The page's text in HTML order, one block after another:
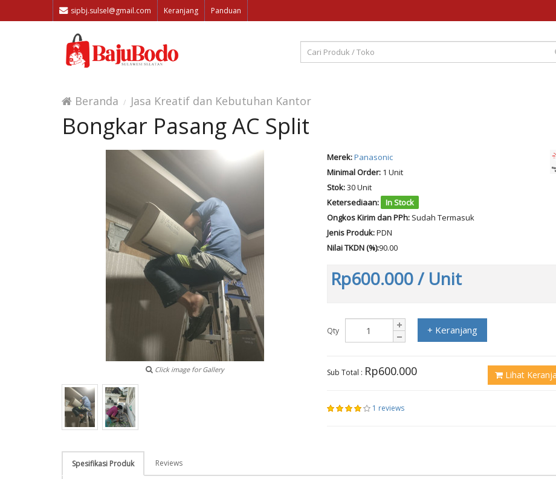
sipbj.sulsel@gmail.com Keranjang Panduan
Beranda Jasa Kreatif dan Kebutuhan Kantor
Bongkar Pasang AC Split
Click image for Gallery
Merek:Panasonic
Minimal Order:1 Unit
Stok:30 Unit
Ketersediaan:
In Stock
Ongkos Kirim dan PPh: Sudah Termasuk
Jenis Produk:PDN
Nilai TKDN (%):90.00
Rp600.000/ Unit
Qty + Keranjang
Sub Total : Rp600.000 Lihat
1 reviews
Spesifikasi Produk Reviews